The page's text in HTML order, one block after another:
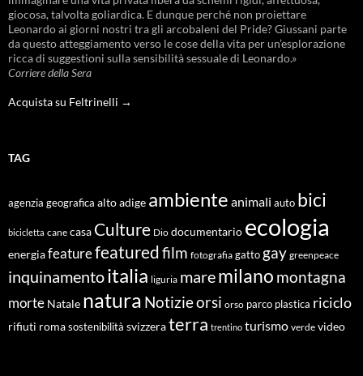
giocosa, talvolta goliardica. E dunque perché non proiettare
Leonardo ai giorni nostri tra gli arcobaleni del Pride? Giussani parte
da questo atteggiamento verso le cose della vita per un’esplorazione
ricca di suggestioni sulla sensibilità sessuale di Leonardo.»
Corriere della Sera
Acquista su Feltrinelli →
TAG
agenzia geografica alto adige ambiente animali auto bici
bicicletta cane casa Culture Dio documentario ecologia
energiafeaturefeaturedfilm fotografia gatto gay greenpeace
inquinamentoitalia liguria maremilano montagna
morte Natale natura Notizieorsi orso parco plastica riciclo
rifiuti roma sostenibilità svizzeraterra trentino turismo verde video